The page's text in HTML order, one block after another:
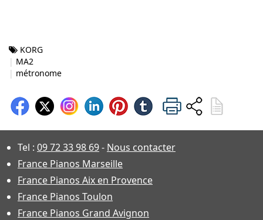
KORG
MA2
métronome
Tel : 09 72 33 98 69- Nous contacter
France Pianos Marseille
France Pianos Aix en Provence
France Pianos Toulon
France Pianos Grand Avignon